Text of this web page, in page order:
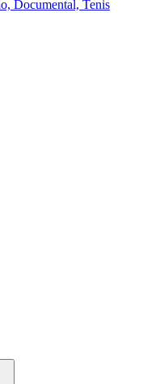
Documental, Tenis